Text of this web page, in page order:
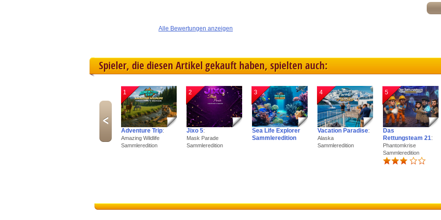
Alle Bewertungen anzeigen
Spieler, die diesen Artikel gekauft haben, spielten auch:
1
Adventure Trip:
Amazing Wildlife
Sammleredition
2
Jixo 5:
Mask Parade
Sammleredition
3
Sea Life Explorer
Sammleredition
4
Vacation Paradise:
Alaska
Sammleredition
5
Das
Rettungsteam 21:
Phantomkrise
Sammleredition